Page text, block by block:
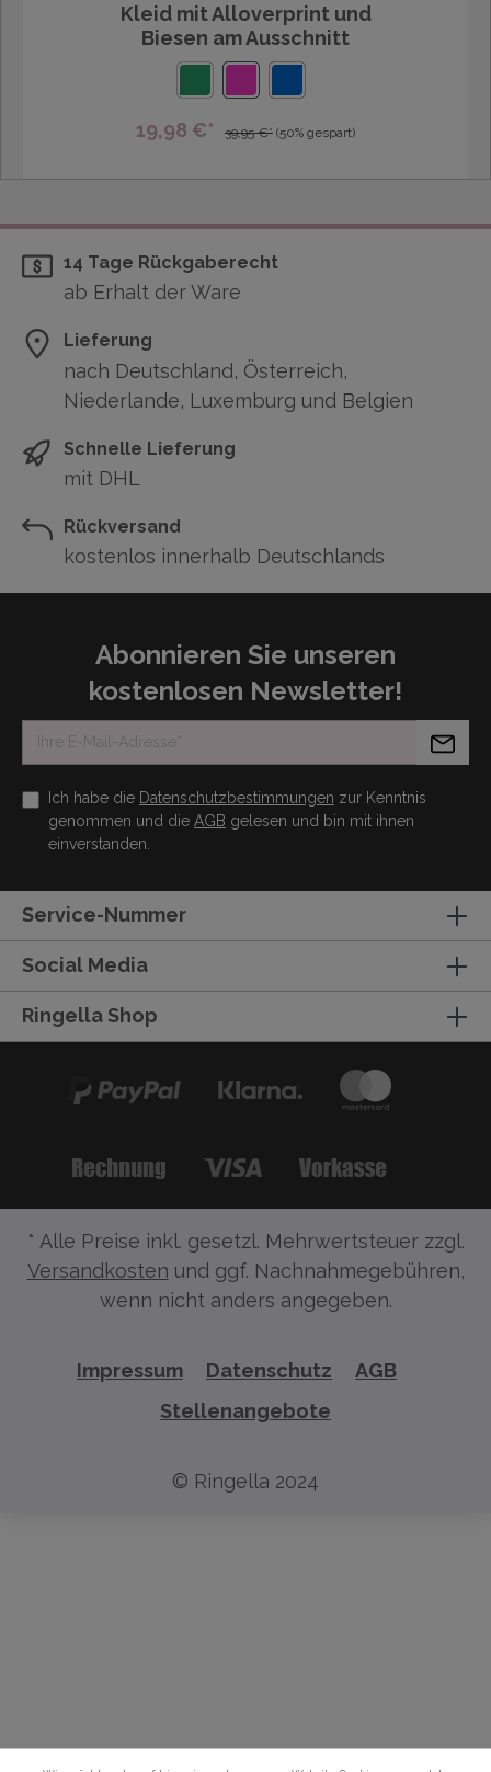
Kleid mit Alloverprint und
Biesen am Ausschnitt
19,98 €* 39,95 €* (50% gespart)
14 Tage Rückgaberecht
ab Erhalt der Ware
Lieferung
nach Deutschland, Österreich,
Niederlande, Luxemburg und Belgien
Schnelle Lieferung
mit DHL
Rückversand
kostenlos innerhalb Deutschlands
Abonnieren Sie unseren
kostenlosen Newsletter!
Ich habe die Datenschutzbestimmungen zur Kenntnis
genommen und die AGB gelesen und bin mit ihnen
einverstanden.
Service-Nummer
Social Media
Ringella Shop
* Alle Preise inkl. gesetzl. Mehrwertsteuer zzgl.
Versandkosten und ggf. Nachnahmegebühren,
wenn nicht anders angegeben.
Impressum Datenschutz
AGB
Stellenangebote
© Ringella 2024